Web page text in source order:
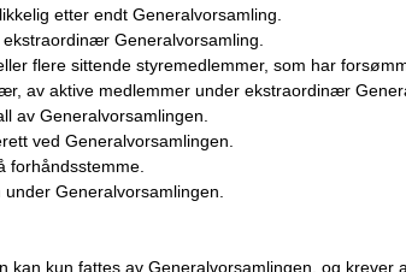
etter endt Generalvorsamling.
Generalvorsamling.
flere sittende styremedlemmer, som har
av aktive medlemmer under ekstraordinær
av Generalvorsamlingen.
ved Generalvorsamlingen.
forhåndsstemme.
Generalvorsamlingen.
kan kun fattes av Generalvorsamlingen, og krever